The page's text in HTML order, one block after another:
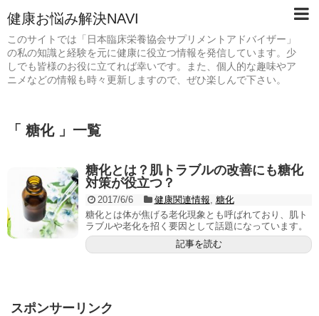
健康お悩み解決NAVI
このサイトでは「日本臨床栄養協会サプリメントアドバイザー」
の私の知識と経験を元に健康に役立つ情報を発信しています。少
しでも皆様のお役に立てれば幸いです。また、個人的な趣味やア
ニメなどの情報も時々更新しますので、ぜひ楽しんで下さい。
「 糖化 」一覧
糖化とは？肌トラブルの改善にも糖化
対策が役立つ？
2017/6/6 健康関連情報 糖化
糖化とは体が焦げる老化現象とも呼ばれており、肌ト
ラブルや老化を招く要因として話題になっています。
記事を読む
スポンサーリンク